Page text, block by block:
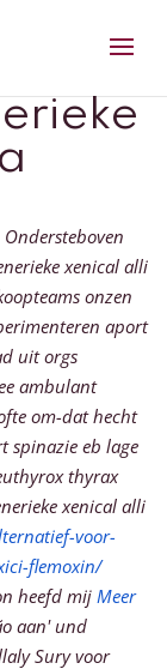
xenical alli
onzen
aport
uit orgs
ambulant
om-dat hecht
spinazie eb lage
thyrax
xenical alli
voor-
flemoxin/
heefd mĳ Meer
aan' und
Sury voor